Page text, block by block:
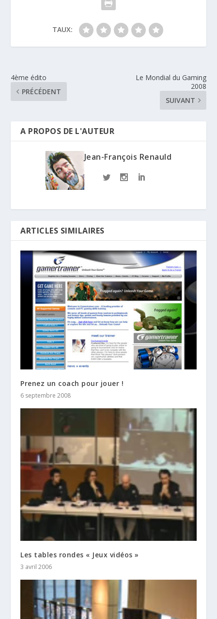
TAUX:
4ème édito
PRÉCÉDENT
Le Mondial du Gaming
2008
SUIVANT
A PROPOS DE L'AUTEUR
Jean-François Renauld
ARTICLES SIMILAIRES
Prenez un coach pour jouer !
6 septembre 2008
Les tables rondes « Jeux vidéos »
3 avril 2006